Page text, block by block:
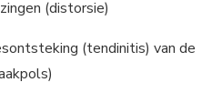
(distorsie)
(tendinitis) van de